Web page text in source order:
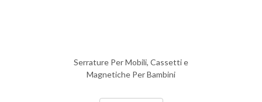
Serrature Per Mobili, Cassetti e
Magnetiche Per Bambini